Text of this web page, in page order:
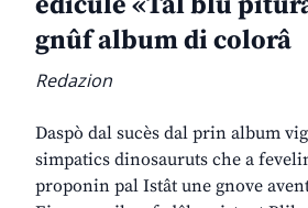
gnûf album di colorâ
Redazion
Daspò dal sucès dal prin album
simpatics dinosauruts che a
proponin pal Istât une gnove